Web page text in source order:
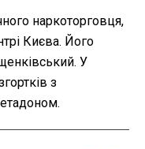
наркоторговця,
Києва. Його
У
з